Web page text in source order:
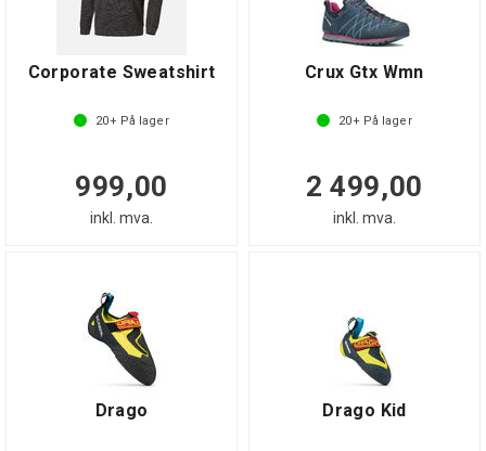
Corporate Sweatshirt
20+På lager
999,00
inkl. mva.
Crux Gtx Wmn
20+På lager
2 499,00
inkl. mva.
Drago Drago Kid